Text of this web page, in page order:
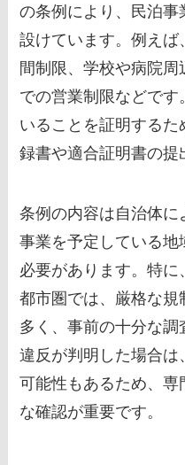
の条例により、民泊事
設けています。例え
間制限、学校や病院
での営業制限などで
いることを証明する
録書や適合証明書の提
条例の内容は自治体に
事業を予定している地
必要があります。特
都市圏では、厳格な
多く、事前の十分な調
違反が判明した場合は
可能性もあるため、
な確認が重要です。